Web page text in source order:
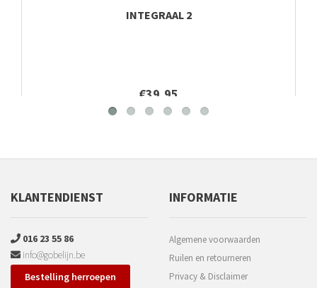
INTEGRAAL 2
€39,95
KLANTENDIENST
016 23 55 86
info@gobelijn.be
Bestelling herroepen
INFORMATIE
Algemene voorwaarden
Ruilen en retourneren
Privacy & Disclaimer